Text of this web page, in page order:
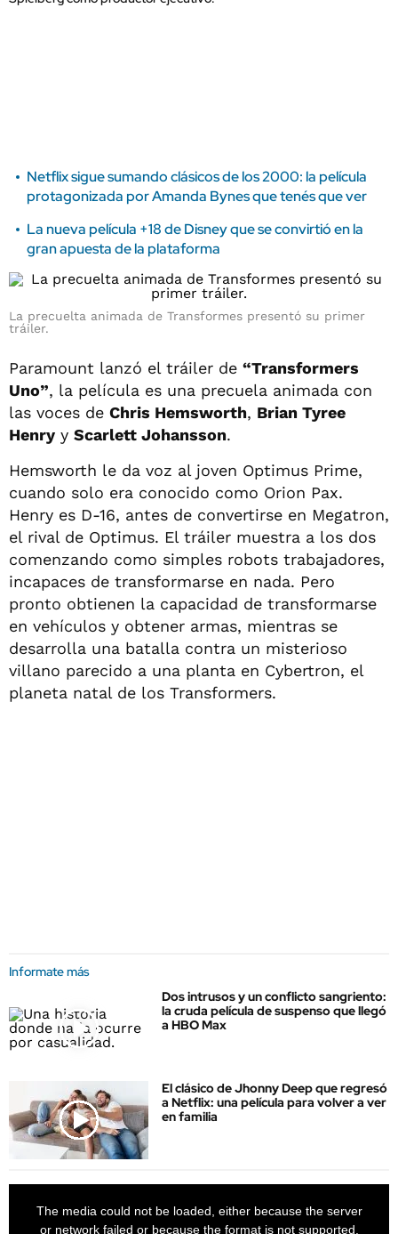
Netflix sigue sumando clásicos de los 2000: la película
protagonizada por Amanda Bynes que tenés que ver
La nueva película +18 de Disney que se convirtió en la
gran apuesta de la plataforma
La precuelta animada de Transformes presentó su primer
tráiler.
Paramount lanzó el tráiler de “Transformers
Uno”, la película es una precuela animada con
las voces de Chris Hemsworth, Brian Tyree
Henry y Scarlett Johansson.
Hemsworth le da voz al joven Optimus Prime,
cuando solo era conocido como Orion Pax.
Henry es D-16, antes de convertirse en Megatron,
el rival de Optimus. El tráiler muestra a los dos
comenzando como simples robots trabajadores,
incapaces de transformarse en nada. Pero
pronto obtienen la capacidad de transformarse
en vehículos y obtener armas, mientras se
desarrolla una batalla contra un misterioso
villano parecido a una planta en Cybertron, el
planeta natal de los Transformers.
Informate más
Dos intrusos y un conflicto sangriento:
la cruda película de suspenso que llegó
a HBO Max
El clásico de Jhonny Deep que regresó
a Netflix: una película para volver a ver
en familia